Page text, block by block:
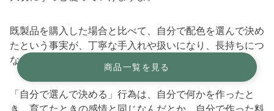
既製品を購入した場合と比べて、自分で配色を選んで決め
たという事実が、丁寧な手入れや扱いになり、長持ちにつ
ながります。
「自分で選んで決める」行為は、自分で何かを作ったと
き、育てたときの感情と同じなんだとか。自分で作った料
商品一覧を見る